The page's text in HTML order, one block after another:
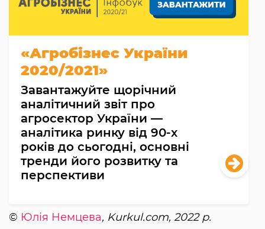
«Агробізнес України
2020/2021»
Завантажуйте щорічний
аналітичний звіт про
агросектор України —
аналітика ринку від 90-х
років до сьогодні, основні
тренди його розвитку та
перспективи
© Юлія Немцева, Kurkul.com, 2022 р.